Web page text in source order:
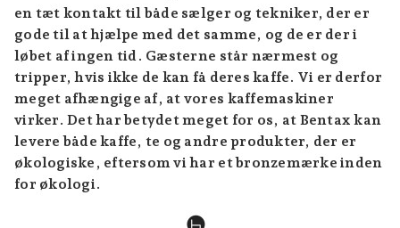
en tæt kontakt til både sælger og tekniker, der er
gode til at hjælpe med det samme, og de er der i
løbet af ingen tid. Gæsterne står nærmest og
tripper, hvis ikke de kan få deres kaffe. Vi er derfor
meget afhængige af, at vores kaffemaskiner
virker. Det har betydet meget for os, at Bentax kan
levere både kaffe, te og andre produkter, der er
økologiske, eftersom vi har et bronzemærke inden
for økologi.